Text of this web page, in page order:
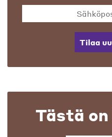
Tilaa
Tästä